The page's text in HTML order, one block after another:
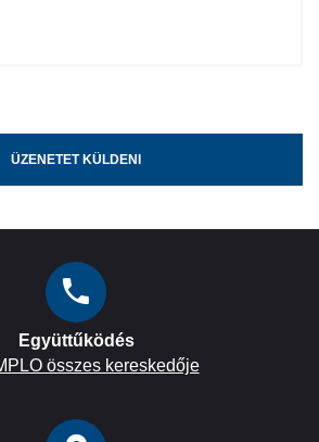
ÜZENETET KÜLDENI
Együttűködés
összes kereskedője